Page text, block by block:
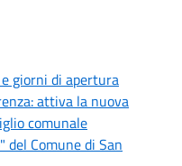
giorni di apertura
attiva la nuova
comunale
del Comune di San